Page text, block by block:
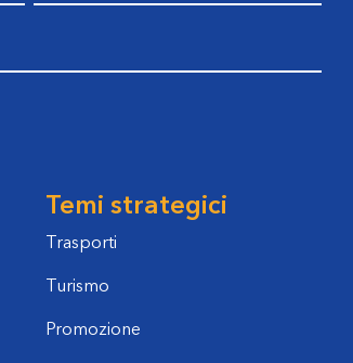
Temi strategici
Trasporti
Turismo
Promozione